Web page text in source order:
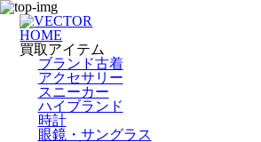
HOME
買取アイテム
ブランド古着
アクセサリー
スニーカー
ハイブランド
時計
眼鏡・サングラス